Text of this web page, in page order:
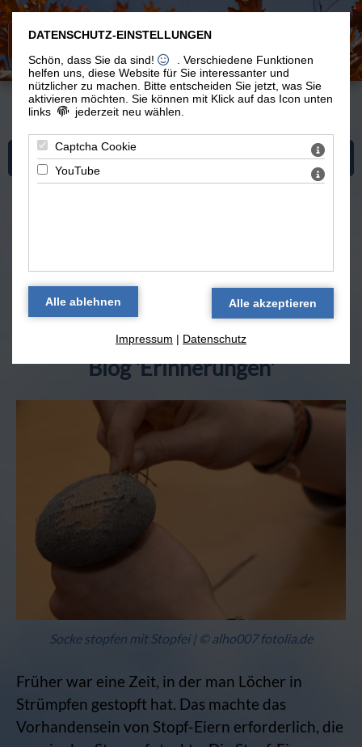
Du bist hier: Erinnerungen > Blog 'Erinnerungen'
Mehr zum Thema "Erinnerungen"
Von Löchern und Bommeln
Blog 'Erinnerungen'
Socke stopfen mit Stopfei | © alho007 fotolia.de
Früher war eine Zeit, in der man Löcher in
Strümpfen gestopft hat. Das machte das
Vorhandensein von Stopf-Eiern erforderlich, die
DATENSCHUTZ-EINSTELLUNGEN
Schön, dass Sie da sind!
. Verschiedene Funktionen
helfen uns, diese Website für Sie interessanter und
nützlicher zu machen.
Bitte entscheiden Sie jetzt, was Sie
aktivieren möchten. Sie können mit Klick auf das Icon unten
links
jederzeit neu wählen.
Captcha Cookie
YouTube
Impressum | Datenschutz